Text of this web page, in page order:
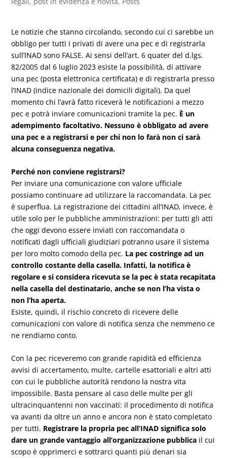
Le notizie che stanno circolando, secondo cui ci sarebbe un
obbligo per tutti i privati di avere una pec e di registrarla
sull’INAD sono FALSE. Ai sensi dell’art. 6 quater del d.lgs.
82/2005 dal 6 luglio 2023 esiste la possibilità, di attivare
una pec (posta elettronica certificata) e di registrarla presso
l’INAD (indice nazionale dei domicili digitali). Da quel
momento chi l’avrà fatto riceverà le notificazioni a mezzo
pec e potrà inviare comunicazioni tramite la pec. È un
adempimento facoltativo. Nessuno è obbligato ad avere
una pec e a registrarsi e per chi non lo farà non ci sarà
alcuna conseguenza negativa.
Perché non conviene registrarsi?
Per inviare una comunicazione con valore ufficiale
possiamo continuare ad utilizzare la raccomandata. La pec
è superflua. La registrazione dei cittadini all’INAD, invece, è
utile solo per le pubbliche amministrazioni: per tutti gli atti
che oggi devono essere inviati con raccomandata o
notificati dagli ufficiali giudiziari potranno usare il sistema
per loro molto comodo della pec. La pec costringe ad un
controllo costante della casella. Infatti, la notifica è
regolare e si considera ricevuta se la pec è stata recapitata
nella casella del destinatario, anche se non l’ha vista o
non l’ha aperta.
Esiste, quindi, il rischio concreto di ricevere delle
comunicazioni con valore di notifica senza che nemmeno ce
ne rendiamo conto.
Con la pec riceveremo con grande rapidità ed efficienza
avvisi di accertamento, multe, cartelle esattoriali e altri atti
con cui le pubbliche autorità rendono la nostra vita
impossibile. Basta pensare al caso delle multe per gli
ultracinquantenni non vaccinati: il procedimento di notifica
va avanti da oltre un anno e ancora non è stato completato
per tutti. Registrare la propria pec all’INAD significa solo
dare un grande vantaggio all’organizzazione pubblica il cui
scopo è opprimerci e sottrarci quanti più denari sia